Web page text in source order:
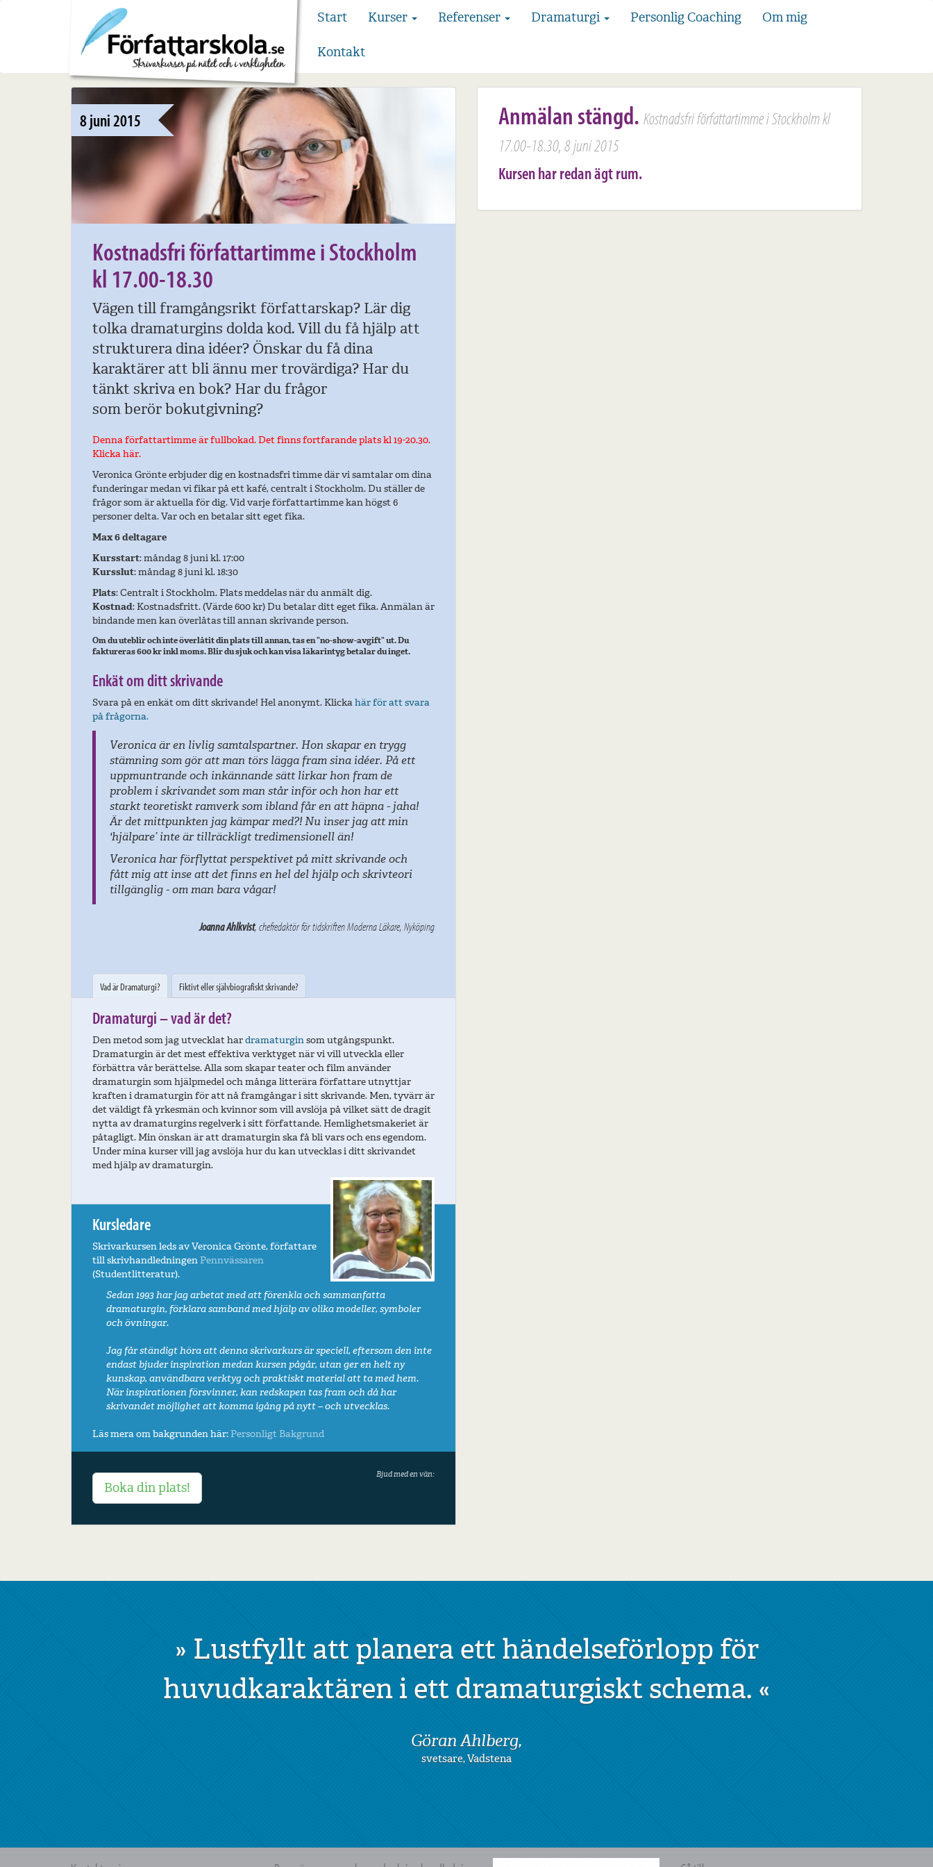
Start Kurser Referenser Dramaturgi Personlig Coaching Om mig
Kontakt
8 juni 2015
Kostnadsfri författartimme i Stockholm
kl 17.00-18.30
Vägen till framgångsrikt författarskap? Lär dig
tolka dramaturgins dolda kod. Vill du få hjälp att
strukturera dina idéer? Önskar du få dina
karaktärer att bli ännu mer trovärdiga? Har du
tänkt skriva en bok? Har du frågor
som berör bokutgivning?
Denna författartimme är fullbokad. Det finns fortfarande plats kl 19-20.30.
Klicka här.
Veronica Grönte erbjuder dig en kostnadsfri timme där vi samtalar om dina
funderingar medan vi fikar på ett kafé, centralt i Stockholm. Du ställer de
frågor som är aktuella för dig. Vid varje författartimme kan högst 6
personer delta. Var och en betalar sitt eget fika.
Max 6 deltagare
Kursstart: måndag 8 juni kl. 17:00
Kursslut: måndag 8 juni kl. 18:30
Plats: Centralt i Stockholm. Plats meddelas när du anmält dig.
Kostnad: Kostnadsfritt. (Värde 600 kr) Du betalar ditt eget fika. Anmälan är
bindande men kan överlåtas till annan skrivande person.
Om du uteblir och inte överlåtit din plats till annan, tas en ”no-show-avgift” ut. Du
faktureras 600 kr inkl moms. Blir du sjuk och kan visa läkarintyg betalar du inget.
Enkät om ditt skrivande
Svara på en enkät om ditt skrivande! Hel anonymt. Klickahär för att svara
på frågorna.
Veronica är en livlig samtalspartner. Hon skapar en trygg
stämning som gör att man törs lägga fram sina idéer. På ett
uppmuntrande och inkännande sätt lirkar hon fram de
problem i skrivandet som man står inför och hon har ett
starkt teoretiskt ramverk som ibland får en att häpna - jaha!
Är det mittpunkten jag kämpar med?! Nu inser jag att min
'hjälpare’ inte är tillräckligt tredimensionell än!
Veronica har förflyttat perspektivet på mitt skrivande och
fått mig att inse att det finns en hel del hjälp och skrivteori
tillgänglig - om man bara vågar!
Joanna Ahlkvist, chefredaktör för tidskriften Moderna Läkare, Nyköping
Vad är Dramaturgi? Fiktivt eller självbiografiskt skrivande?
Dramaturgi – vad är det?
Den metod som jag utvecklat hardramaturginsom utgångspunkt.
Dramaturgin är det mest effektiva verktyget när vi vill utveckla eller
förbättra vår berättelse. Alla som skapar teater och film använder
dramaturgin som hjälpmedel och många litterära författare utnyttjar
kraften i dramaturgin för att nå framgångar i sitt skrivande. Men, tyvärr är
det väldigt få yrkesmän och kvinnor som vill avslöja på vilket sätt de dragit
nytta av dramaturgins regelverk i sitt författande. Hemlighetsmakeriet är
påtagligt. Min önskan är att dramaturgin ska få bli vars och ens egendom.
Under mina kurser vill jag avslöja hur du kan utvecklas i ditt skrivandet
med hjälp av dramaturgin.
Kursledare
Skrivarkursen leds av Veronica Grönte, författare
till skrivhandledningen Pennvässaren
(Studentlitteratur).
Sedan 1993 har jag arbetat med att förenkla och sammanfatta
dramaturgin, förklara samband med hjälp av olika modeller, symboler
och övningar.
Jag får ständigt höra att denna skrivarkurs är speciell, eftersom den inte
endast bjuder inspiration medan kursen pågår, utan ger en helt ny
kunskap, användbara verktyg och praktiskt material att ta med hem.
När inspirationen försvinner, kan redskapen tas fram och då har
skrivandet möjlighet att komma igång på nytt – och utvecklas.
Läs mera om bakgrunden här: Personligt Bakgrund
Boka din plats!
Bjud med en vän:
Anmälan stängd. Kostnadsfri författartimme i Stockholm kl
17.00-18.30, 8 juni 2015
Kursen har redan ägt rum.
» Lustfyllt att planera ett händelseförlopp för
huvudkaraktären i ett dramaturgiskt schema. «
Göran Ahlberg,
svetsare, Vadstena